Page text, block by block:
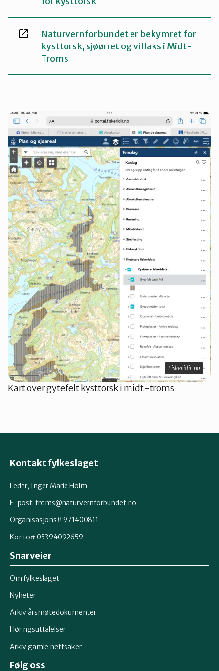
Naturvernforbundet er bekymret for
kysttorsk, sjøørret og villaks i Midt-
Troms
Fiskeridir.no
Kart over gytefelt kysttorsk i midt-troms
Kontakt fylkeslaget
Leder, Inger Marie Holm
E-post: troms@naturvernforbundet.no
Organisasjons# 971400811
Konto# 05394092659
Snarveier
Om fylkeslaget
Nyheter
Arkiv årsmøtedokumenter
Høringsuttalelser
Arkiv gamle nettsaker
Følg oss